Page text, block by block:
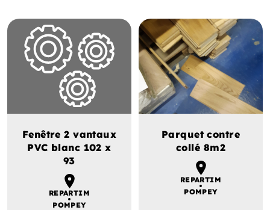
Fenêtre 2 vantaux
PVC blanc 102 x
93
REPARTIM
POMPEY
Parquet contre
collé 8m2
REPARTIM
POMPEY